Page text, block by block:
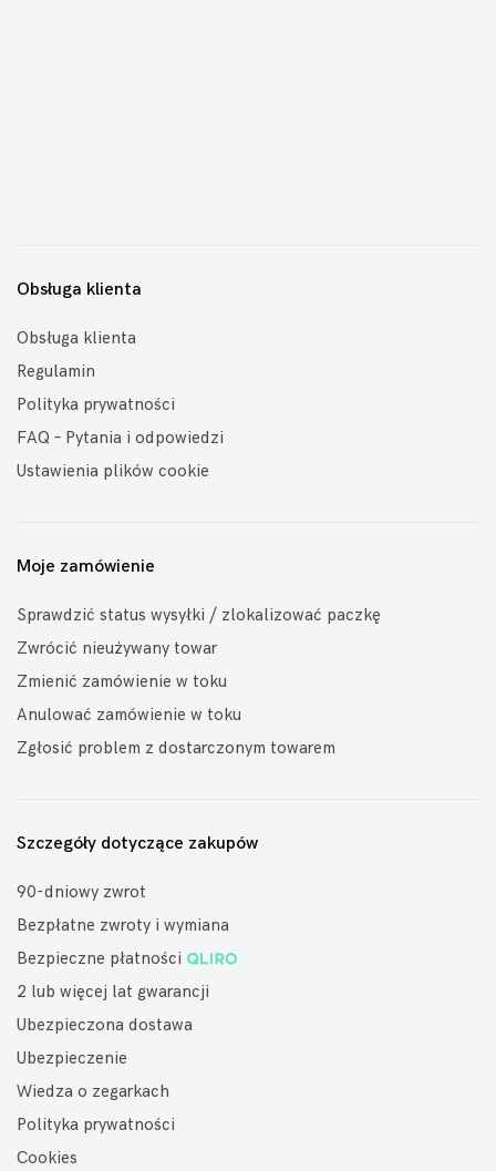
Obsługa klienta
Obsługa klienta
Regulamin
Polityka prywatności
FAQ – Pytania i odpowiedzi
Ustawienia plików cookie
Moje zamówienie
Sprawdzić status wysyłki / zlokalizować paczkę
Zwrócić nieużywany towar
Zmienić zamówienie w toku
Anulować zamówienie w toku
Zgłosić problem z dostarczonym towarem
Szczegóły dotyczące zakupów
90-dniowy zwrot
Bezpłatne zwroty i wymiana
Bezpieczne płatności
2 lub więcej lat gwarancji
Ubezpieczona dostawa
Ubezpieczenie
Wiedza o zegarkach
Polityka prywatności
Cookies